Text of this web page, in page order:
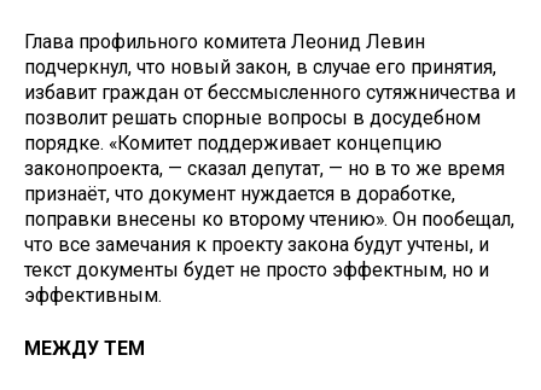
Глава профильного комитета Леонид Левин
подчеркнул, что новый закон, в случае его принятия,
избавит граждан от бессмысленного сутяжничества и
позволит решать спорные вопросы в досудебном
порядке. «Комитет поддерживает концепцию
законопроекта, — сказал депутат, — но в то же время
признаёт, что документ нуждается в доработке,
поправки внесены ко второму чтению». Он пообещал,
что все замечания к проекту закона будут учтены, и
текст документы будет не просто эффектным, но и
эффективным.
МЕЖДУ ТЕМ